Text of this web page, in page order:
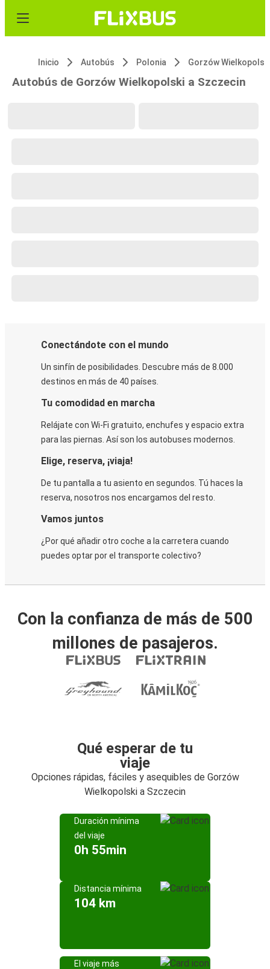
Inicio Autobús Polonia Gorzów Wielkopolski
Autobús de Gorzów Wielkopolski a Szczecin
Conectándote con el mundo
Un sinfín de posibilidades. Descubre más de 8.000
destinos en más de 40 países.
Tu comodidad en marcha
Relájate con Wi-Fi gratuito, enchufes y espacio extra
para las piernas. Así son los autobuses modernos.
Elige, reserva, ¡viaja!
De tu pantalla a tu asiento en segundos. Tú haces la
reserva, nosotros nos encargamos del resto.
Vamos juntos
¿Por qué añadir otro coche a la carretera cuando
puedes optar por el transporte colectivo?
Con la confianza de más de 500
millones de pasajeros.
Qué esperar de tu
viaje
Opciones rápidas, fáciles y asequibles de Gorzów
Wielkopolski a Szczecin
Duración mínima
del viaje
0h 55min
Distancia mínima
104 km
El viaje más